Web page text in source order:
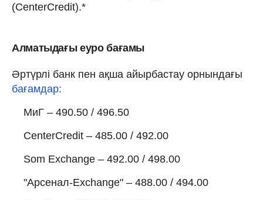
(CenterCredit).*
Алматыдағы еуро бағамы
Әртүрлі банк пен ақша айырбастау орнындағы
бағамдар:
МиГ – 490.50 / 496.50
CenterCredit – 485.00 / 492.00
Som Exchange – 492.00 / 498.00
"Арсенал-Exchange" – 488.00 / 494.00